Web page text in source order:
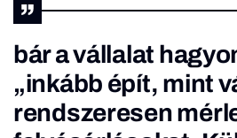
bár a vállalat
„inkább épít, mint
rendszeresen